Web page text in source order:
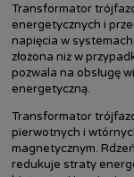
Transformator
energetycznych i
napięcia w
złożona niż w
pozwala na obsługę
energetyczną.
Transformator
pierwotnych i
magnetycznym.
redukuje straty